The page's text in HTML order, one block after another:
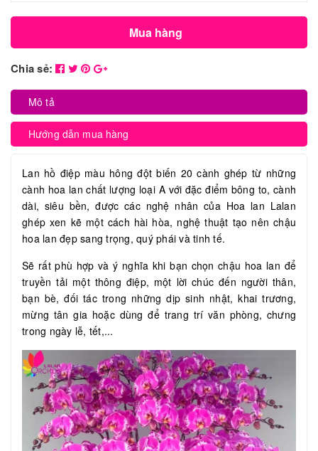
Mua hàng
Chia sẻ:
Mô tả
Hướng dẫn mua hàng
Lan hồ điệp màu hông đột biến 20 cành ghép từ những
cành hoa lan chất lượng loại A với đặc điểm bông to, cành
dài, siêu bền, được các nghệ nhân của Hoa lan Lalan
ghép xen kẽ một cách hài hòa, nghệ thuật tạo nên chậu
hoa lan đẹp sang trọng, quý phái và tinh tế.
Sẽ rất phù hợp và ý nghĩa khi bạn chọn chậu hoa lan để
truyền tải một thông điệp, một lời chúc đến người thân,
bạn bè, đối tác trong những dịp sinh nhật, khai trương,
mừng tân gia hoặc dùng để trang trí văn phòng, chưng
trong ngày lễ, tết,...